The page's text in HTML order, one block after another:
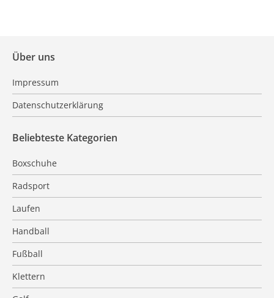
Über uns
Impressum
Datenschutzerklärung
Beliebteste Kategorien
Boxschuhe
Radsport
Laufen
Handball
Fußball
Klettern